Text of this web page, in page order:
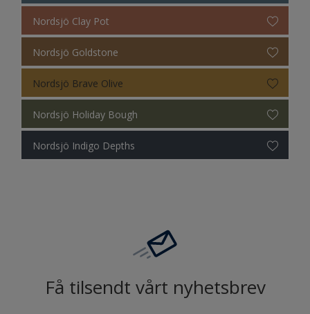
Nordsjö Clay Pot
Nordsjö Goldstone
Nordsjö Brave Olive
Nordsjö Holiday Bough
Nordsjö Indigo Depths
Få tilsendt vårt nyhetsbrev